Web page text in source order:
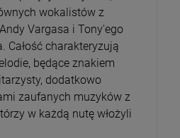
wokalistów z
Vargasa i Tony'ego
Całość charakteryzują
będące znakiem
dodatkowo
zaufanych muzyków z
w każdą nutę włożyli